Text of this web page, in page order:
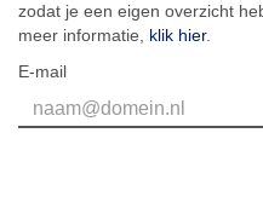
zodat je een eigen overzicht
meer informatie, klik hier.
E-mail